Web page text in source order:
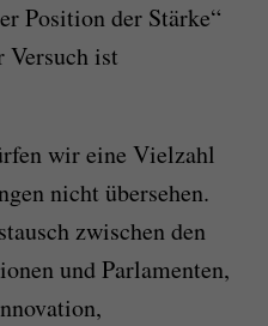
Position der Stärke“
Versuch ist
wir eine Vielzahl
nicht übersehen.
zwischen den
und Parlamenten,